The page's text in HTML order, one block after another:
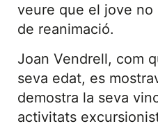
veure que el jove
de reanimació.
Joan Vendrell, com
seva edat, es
demostra la seva
activitats